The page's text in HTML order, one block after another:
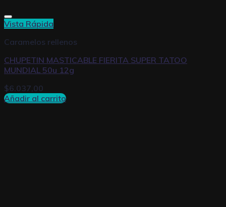
Vista Rápida
Caramelos rellenos
CHUPETIN MASTICABLE FIERITA SUPER TATOO
MUNDIAL 50u 12g
$6.037,00
Añadir al carrito